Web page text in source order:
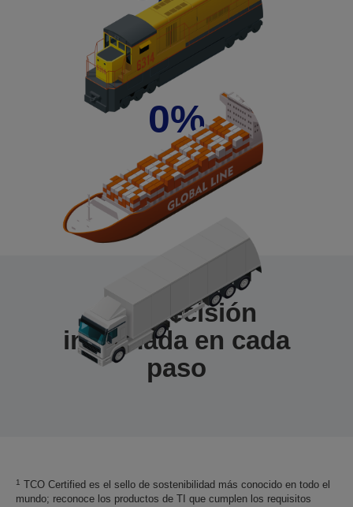
Una decisión
informada en cada
paso
1 TCO Certified es el sello de sostenibilidad más conocido en todo el
mundo; reconoce los productos de TI que cumplen los requisitos